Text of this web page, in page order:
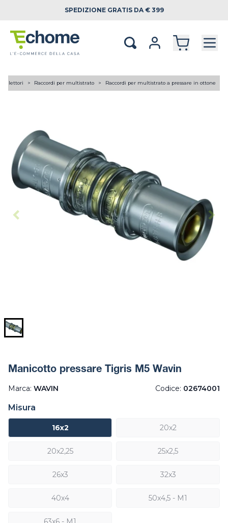
SPEDIZIONE GRATIS DA € 399
collettori Raccordi per multistrato Raccordi per multistrato a pressare in ottone
Manicotto pressare Tigris M5 Wavin
Marca: WAVIN Codice: 02674001
Misura
16x2 20x2
20x2,25 25x2,5
26x3 32x3
40x4 50x4,5 - M1